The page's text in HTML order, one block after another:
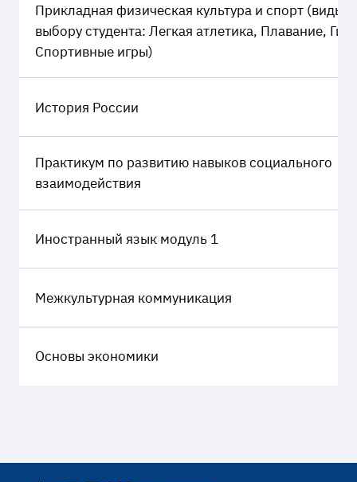
Прикладная физическая культура и спорт (виды
выбору студента: Легкая атлетика, Плавание,
Спортивные игры)
История России
Практикум по развитию навыков социального
взаимодействия
Иностранный язык модуль 1
Межкультурная коммуникация
Основы экономики